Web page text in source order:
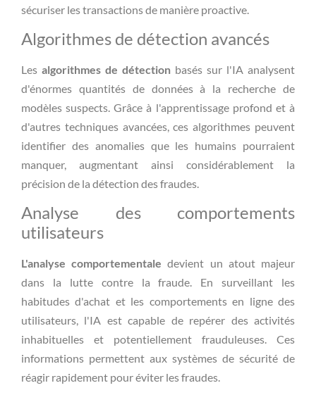
sécuriser les transactions de manière proactive.
Algorithmes de détection avancés
Les algorithmes de détection basés sur l'IA analysent
d'énormes quantités de données à la recherche de
modèles suspects. Grâce à l'apprentissage profond et à
d'autres techniques avancées, ces algorithmes peuvent
identifier des anomalies que les humains pourraient
manquer, augmentant ainsi considérablement la
précision de la détection des fraudes.
Analyse des comportements
utilisateurs
L'analyse comportementale devient un atout majeur
dans la lutte contre la fraude. En surveillant les
habitudes d'achat et les comportements en ligne des
utilisateurs, l'IA est capable de repérer des activités
inhabituelles et potentiellement frauduleuses. Ces
informations permettent aux systèmes de sécurité de
réagir rapidement pour éviter les fraudes.